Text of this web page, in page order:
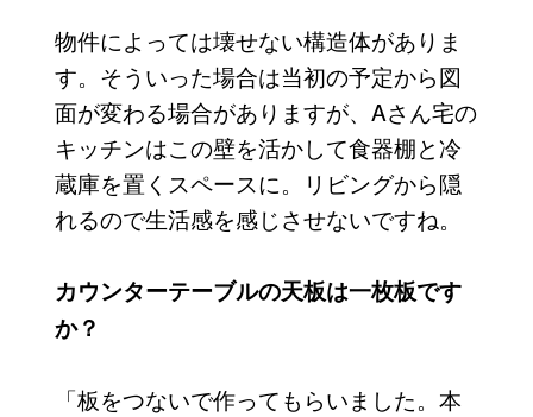
物件によっては壊せない構造体がありま
す。そういった場合は当初の予定から図
面が変わる場合がありますが、Aさん宅の
キッチンはこの壁を活かして食器棚と冷
蔵庫を置くスペースに。リビングから隠
れるので生活感を感じさせないですね。
カウンターテーブルの天板は一枚板です
か？
「板をつないで作ってもらいました。本